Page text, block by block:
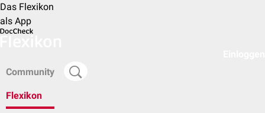
Das Flexikon
als App
Community
Flexikon